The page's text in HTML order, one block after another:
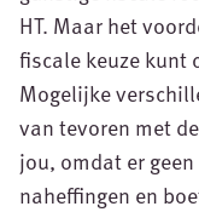
HT. Maar het
fiscale keuze kunt
Mogelijke
van tevoren met
jou, omdat er
naheffingen en